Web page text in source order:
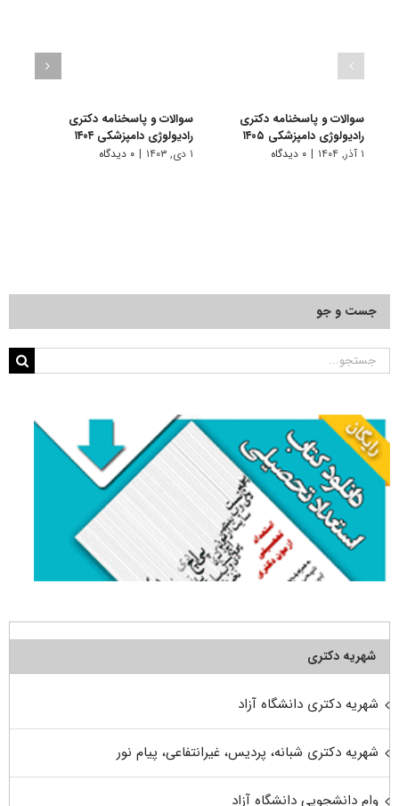
سوالات و پاسخنامه دکتری
رادیولوژی دامپزشکی ۱۴۰۵
۱ آذر, ۱۴۰۴ | ۰ دیدگاه
سوالات و پاسخنامه دکتری
رادیولوژی دامپزشکی ۱۴۰۴
۱ دی, ۱۴۰۳ | ۰ دیدگاه
جست و جو
جستجو
شهریه دکتری
شهریه دکتری دانشگاه آزاد
شهریه دکتری شبانه، پردیس، غیرانتفاعی، پیام نور
وام دانشجویی دانشگاه آزاد